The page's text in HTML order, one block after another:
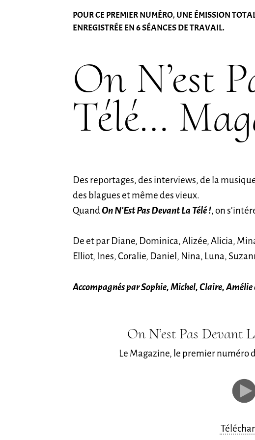
On N’est
Télé…
POUR CE PREMIER NUMÉRO, UNE ÉMISSION
ENREGISTRÉE EN 6 SÉANCES DE TRAVAIL.
Des reportages, des interviews, de la
des blagues et même des vieux.
QuandOn N’Est Pas Devant La Télé !, on
De et par Diane, Dominica, Alizée, Alicia,
Elliot, Ines, Coralie, Daniel, Nina, Luna,
Accompagnés par Sophie, Michel, Claire,
On N’est Pas Devant
Le Magazine, le premier numéro